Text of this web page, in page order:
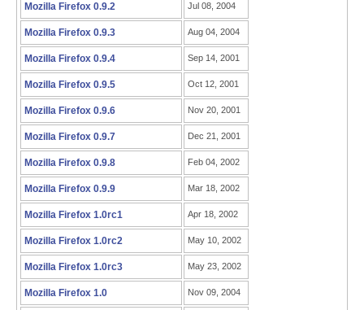
Mozilla Firefox 0.9.2 Jul 08, 2004
Mozilla Firefox 0.9.3 Aug 04, 2004
Mozilla Firefox 0.9.4 Sep 14, 2001
Mozilla Firefox 0.9.5 Oct 12, 2001
Mozilla Firefox 0.9.6 Nov 20, 2001
Mozilla Firefox 0.9.7 Dec 21, 2001
Mozilla Firefox 0.9.8 Feb 04, 2002
Mozilla Firefox 0.9.9 Mar 18, 2002
Mozilla Firefox 1.0rc1 Apr 18, 2002
Mozilla Firefox 1.0rc2 May 10, 2002
Mozilla Firefox 1.0rc3 May 23, 2002
Mozilla Firefox 1.0 Nov 09, 2004